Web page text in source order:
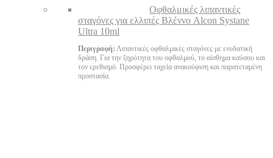
Oφθαλμικές λιπαντικές
σταγόνες για ελλιπές Βλέννο Alcon Systane
Ultra 10ml
Περιγραφή: Λιπαντικές οφθαλμικές σταγόνες με ενυδατική
δράση. Για την ξηρότητα του οφθαλμού, το αίσθημα καύσου και
τον ερεθισμό. Προσφέρει ταχεία ανακούφιση και παρατεταμένη
προστασία.